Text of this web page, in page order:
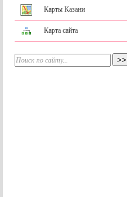
Карты Казани
Карта сайта